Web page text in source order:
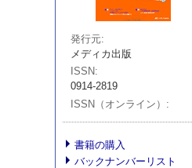
発行元
メディカ出版
ISSN
0914-2819
ISSN（オンライン）
書籍の購入
バックナンバーリスト